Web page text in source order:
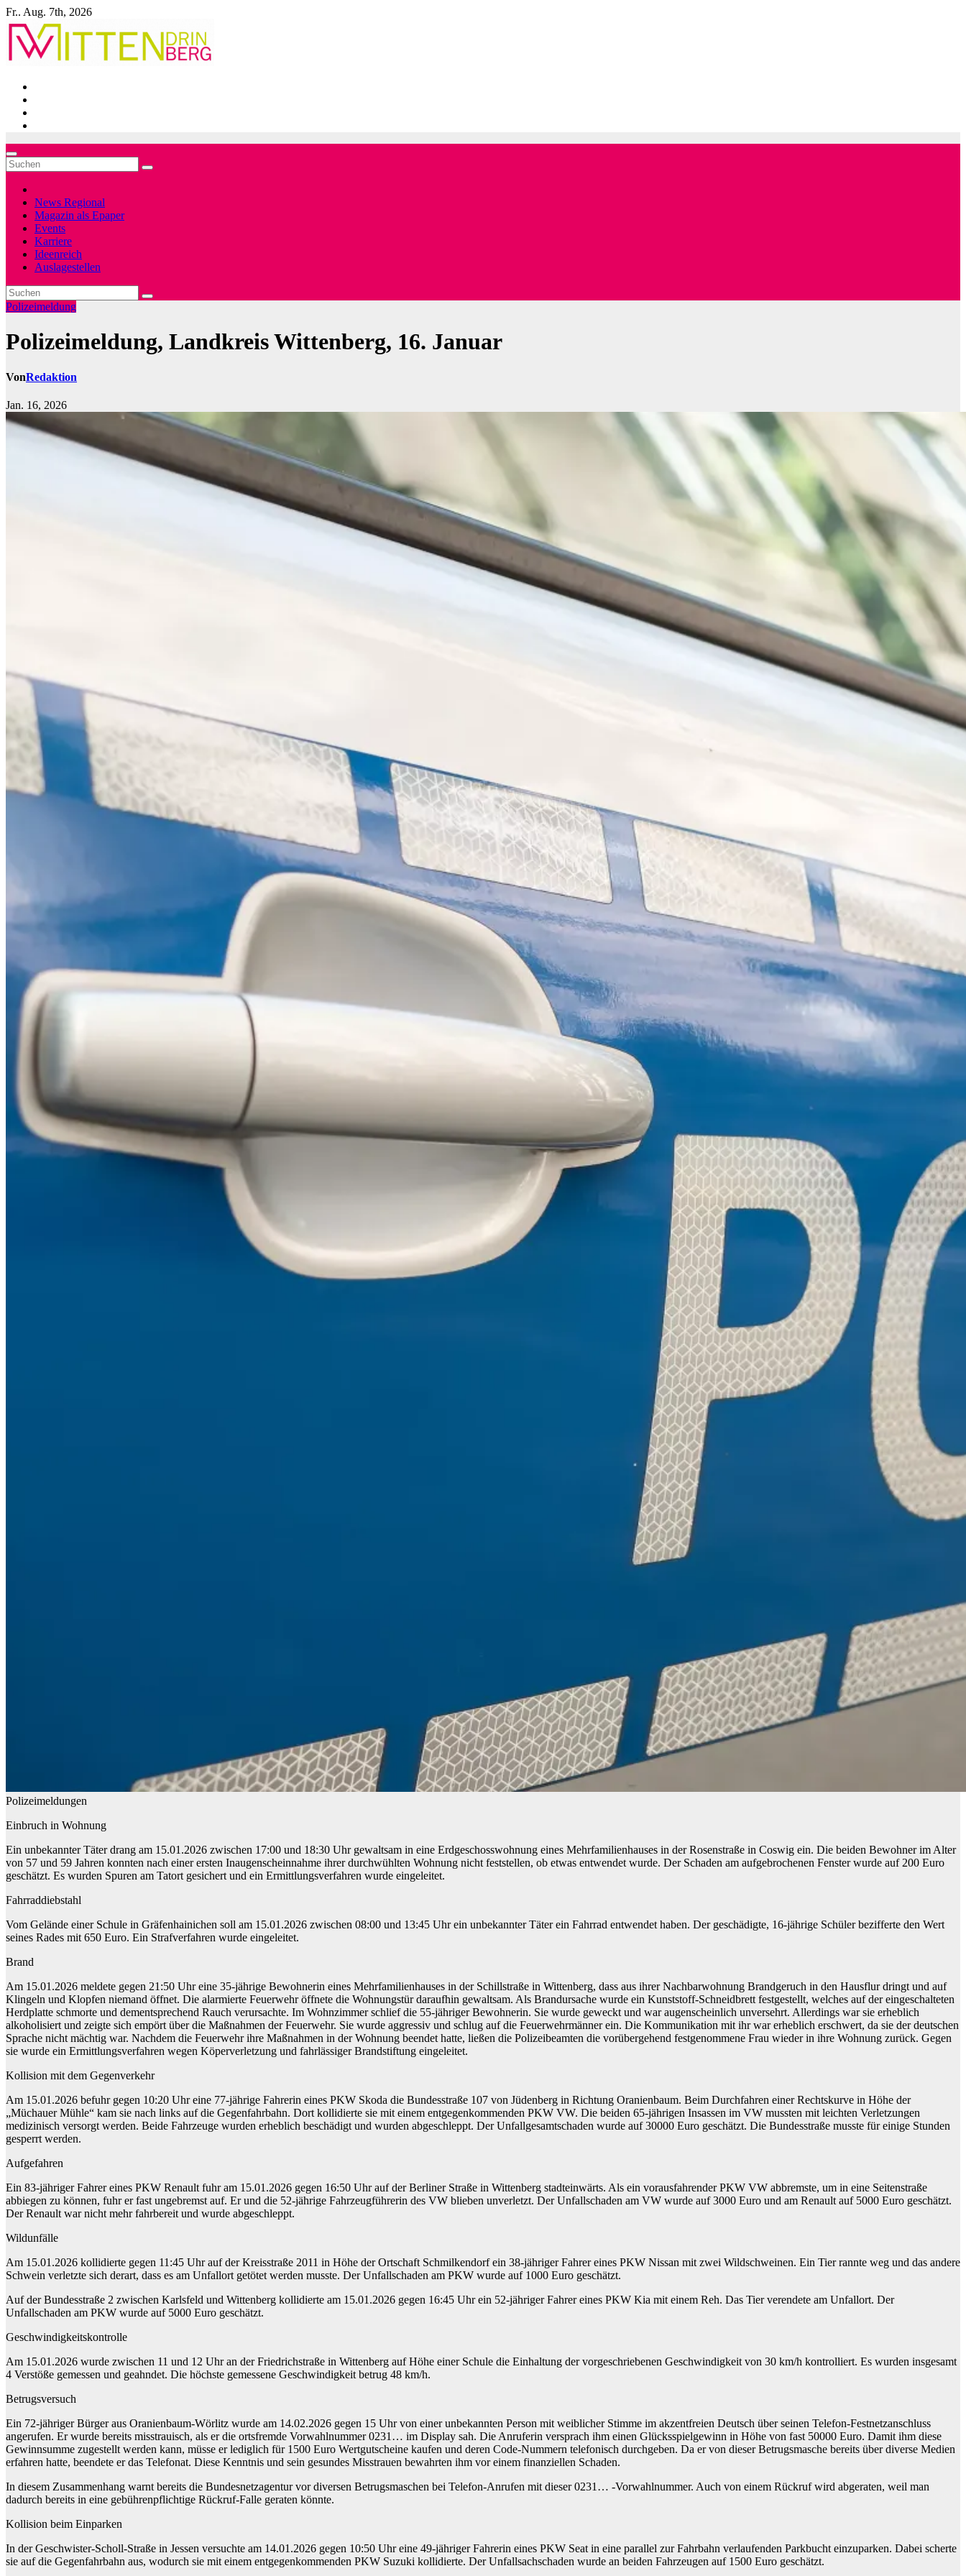
Zum
Inhalt
springen
Fr.. Aug. 7th, 2026
News Regional
Magazin als Epaper
Events
Karriere
Ideenreich
Auslagestellen
Polizeimeldung
Polizeimeldung, Landkreis Wittenberg, 16. Januar
VonRedaktion
Jan. 16, 2026
Polizeimeldungen
Einbruch in Wohnung
Ein unbekannter Täter drang am 15.01.2026 zwischen 17:00 und 18:30 Uhr gewaltsam in eine Erdgeschosswohnung eines Mehrfamilienhauses in der Rosenstraße in Coswig ein. Die beiden Bewohner im Alter
von 57 und 59 Jahren konnten nach einer ersten Inaugenscheinnahme ihrer durchwühlten Wohnung nicht feststellen, ob etwas entwendet wurde. Der Schaden am aufgebrochenen Fenster wurde auf 200 Euro
geschätzt. Es wurden Spuren am Tatort gesichert und ein Ermittlungsverfahren wurde eingeleitet.
Fahrraddiebstahl
Vom Gelände einer Schule in Gräfenhainichen soll am 15.01.2026 zwischen 08:00 und 13:45 Uhr ein unbekannter Täter ein Fahrrad entwendet haben. Der geschädigte, 16-jährige Schüler bezifferte den Wert
seines Rades mit 650 Euro. Ein Strafverfahren wurde eingeleitet.
Brand
Am 15.01.2026 meldete gegen 21:50 Uhr eine 35-jährige Bewohnerin eines Mehrfamilienhauses in der Schillstraße in Wittenberg, dass aus ihrer Nachbarwohnung Brandgeruch in den Hausflur dringt und auf
Klingeln und Klopfen niemand öffnet. Die alarmierte Feuerwehr öffnete die Wohnungstür daraufhin gewaltsam. Als Brandursache wurde ein Kunststoff-Schneidbrett festgestellt, welches auf der eingeschalteten
Herdplatte schmorte und dementsprechend Rauch verursachte. Im Wohnzimmer schlief die 55-jähriger Bewohnerin. Sie wurde geweckt und war augenscheinlich unversehrt. Allerdings war sie erheblich
alkoholisiert und zeigte sich empört über die Maßnahmen der Feuerwehr. Sie wurde aggressiv und schlug auf die Feuerwehrmänner ein. Die Kommunikation mit ihr war erheblich erschwert, da sie der deutschen
Sprache nicht mächtig war. Nachdem die Feuerwehr ihre Maßnahmen in der Wohnung beendet hatte, ließen die Polizeibeamten die vorübergehend festgenommene Frau wieder in ihre Wohnung zurück. Gegen
sie wurde ein Ermittlungsverfahren wegen Köperverletzung und fahrlässiger Brandstiftung eingeleitet.
Kollision mit dem Gegenverkehr
Am 15.01.2026 befuhr gegen 10:20 Uhr eine 77-jährige Fahrerin eines PKW Skoda die Bundesstraße 107 von Jüdenberg in Richtung Oranienbaum. Beim Durchfahren einer Rechtskurve in Höhe der
„Müchauer Mühle“ kam sie nach links auf die Gegenfahrbahn. Dort kollidierte sie mit einem entgegenkommenden PKW VW. Die beiden 65-jährigen Insassen im VW mussten mit leichten Verletzungen
medizinisch versorgt werden. Beide Fahrzeuge wurden erheblich beschädigt und wurden abgeschleppt. Der Unfallgesamtschaden wurde auf 30000 Euro geschätzt. Die Bundesstraße musste für einige Stunden
gesperrt werden.
Aufgefahren
Ein 83-jähriger Fahrer eines PKW Renault fuhr am 15.01.2026 gegen 16:50 Uhr auf der Berliner Straße in Wittenberg stadteinwärts. Als ein vorausfahrender PKW VW abbremste, um in eine Seitenstraße
abbiegen zu können, fuhr er fast ungebremst auf. Er und die 52-jährige Fahrzeugführerin des VW blieben unverletzt. Der Unfallschaden am VW wurde auf 3000 Euro und am Renault auf 5000 Euro geschätzt.
Der Renault war nicht mehr fahrbereit und wurde abgeschleppt.
Wildunfälle
Am 15.01.2026 kollidierte gegen 11:45 Uhr auf der Kreisstraße 2011 in Höhe der Ortschaft Schmilkendorf ein 38-jähriger Fahrer eines PKW Nissan mit zwei Wildschweinen. Ein Tier rannte weg und das andere
Schwein verletzte sich derart, dass es am Unfallort getötet werden musste. Der Unfallschaden am PKW wurde auf 1000 Euro geschätzt.
Auf der Bundesstraße 2 zwischen Karlsfeld und Wittenberg kollidierte am 15.01.2026 gegen 16:45 Uhr ein 52-jähriger Fahrer eines PKW Kia mit einem Reh. Das Tier verendete am Unfallort. Der
Unfallschaden am PKW wurde auf 5000 Euro geschätzt.
Geschwindigkeitskontrolle
Am 15.01.2026 wurde zwischen 11 und 12 Uhr an der Friedrichstraße in Wittenberg auf Höhe einer Schule die Einhaltung der vorgeschriebenen Geschwindigkeit von 30 km/h kontrolliert. Es wurden insgesamt
4 Verstöße gemessen und geahndet. Die höchste gemessene Geschwindigkeit betrug 48 km/h.
Betrugsversuch
Ein 72-jähriger Bürger aus Oranienbaum-Wörlitz wurde am 14.02.2026 gegen 15 Uhr von einer unbekannten Person mit weiblicher Stimme im akzentfreien Deutsch über seinen Telefon-Festnetzanschluss
angerufen. Er wurde bereits misstrauisch, als er die ortsfremde Vorwahlnummer 0231… im Display sah. Die Anruferin versprach ihm einen Glücksspielgewinn in Höhe von fast 50000 Euro. Damit ihm diese
Gewinnsumme zugestellt werden kann, müsse er lediglich für 1500 Euro Wertgutscheine kaufen und deren Code-Nummern telefonisch durchgeben. Da er von dieser Betrugsmasche bereits über diverse Medien
erfahren hatte, beendete er das Telefonat. Diese Kenntnis und sein gesundes Misstrauen bewahrten ihm vor einem finanziellen Schaden.
In diesem Zusammenhang warnt bereits die Bundesnetzagentur vor diversen Betrugsmaschen bei Telefon-Anrufen mit dieser 0231… -Vorwahlnummer. Auch von einem Rückruf wird abgeraten, weil man
dadurch bereits in eine gebührenpflichtige Rückruf-Falle geraten könnte.
Kollision beim Einparken
In der Geschwister-Scholl-Straße in Jessen versuchte am 14.01.2026 gegen 10:50 Uhr eine 49-jähriger Fahrerin eines PKW Seat in eine parallel zur Fahrbahn verlaufenden Parkbucht einzuparken. Dabei scherte
sie auf die Gegenfahrbahn aus, wodurch sie mit einem entgegenkommenden PKW Suzuki kollidierte. Der Unfallsachschaden wurde an beiden Fahrzeugen auf 1500 Euro geschätzt.